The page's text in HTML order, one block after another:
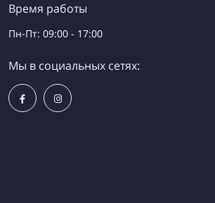
Время работы
Пн-Пт: 09:00 - 17:00
Мы в социальных сетях: